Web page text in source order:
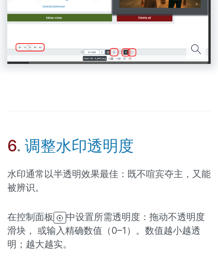
6. 调整水印透明度
水印通常以半透明效果最佳：既不喧宾夺主，又能
被辨识。
在控制面板
中设置所需透明度：拖动不透明度
滑块， 或输入精确数值（0–1）。数值越小越透
明；越大越实。